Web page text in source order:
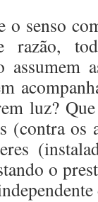
o senso
razão,
luz?
(contra os
o